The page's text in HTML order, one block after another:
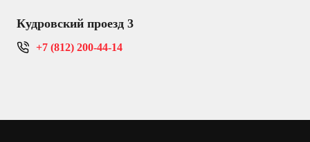
Кудровский проезд 3
+7 (812) 200-44-14